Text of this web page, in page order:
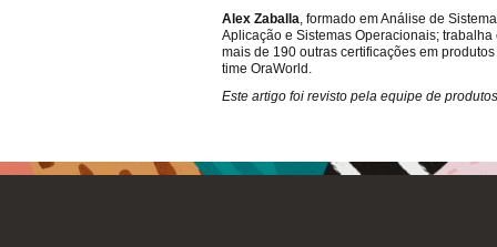
Alex Zaballa, formado em Análise de
Aplicação e Sistemas Operacionais;
mais de 190 outras certificações em
time OraWorld.
Este artigo foi revisto pela equipe de